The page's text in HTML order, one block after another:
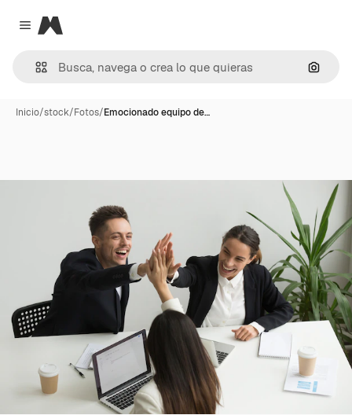
Close menu
Magnific
Inicio/stock/Fotos/Emocionado equipo de…